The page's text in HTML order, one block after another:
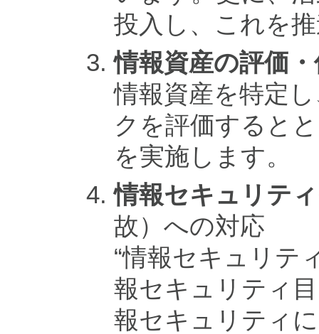
投入し、これを
情報資産の評価
情報資産を特定
クを評価すると
を実施します。
情報セキュリテ
故）への対応
“情報セキュリテ
報セキュリティ
報セキュリティ